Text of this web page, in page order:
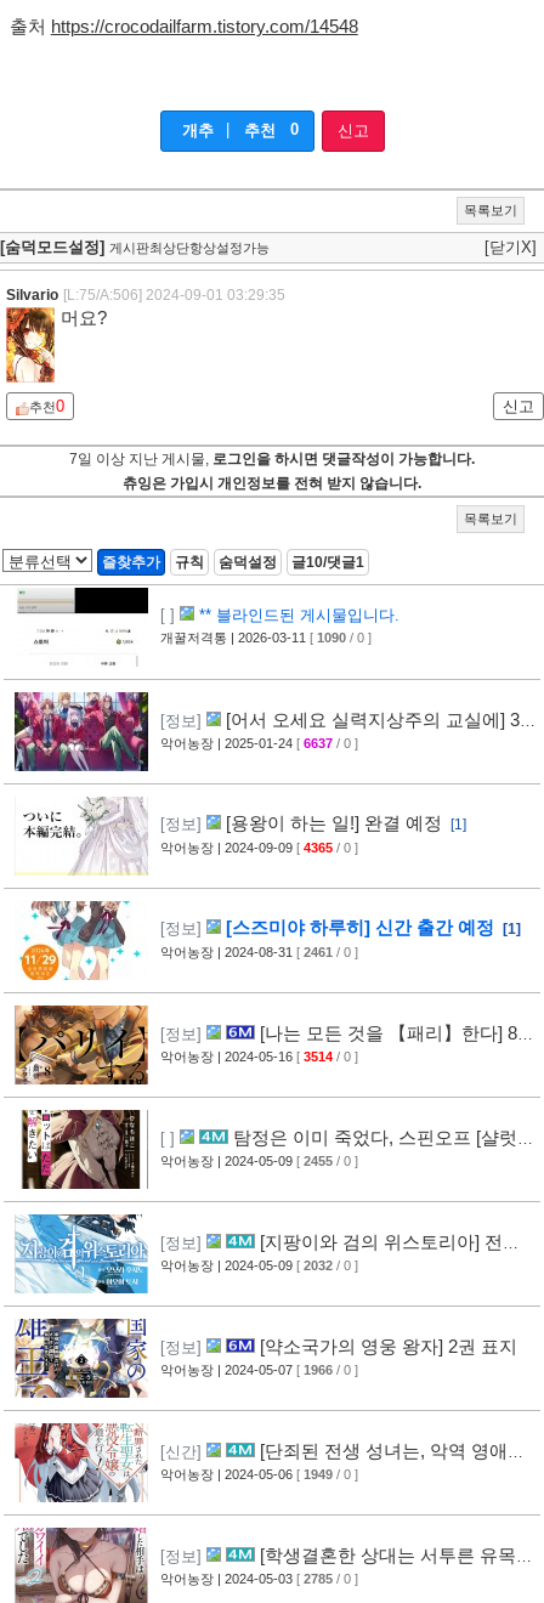
출처 https://crocodailfarm.tistory.com/14548
개추 추천 0 신고
목록보기
[숨덕모드설정] 게시판최상단항상설정가능 [닫기X]
Silvario [L:75/A:506] 2024-09-01 03:29:35
머요?
추천0 신고
7일 이상 지난 게시물, 로그인을 하시면 댓글작성이 가능합니다.
츄잉은 가입시 개인정보를 전혀 받지 않습니다.
목록보기
즐찾추가 규칙 숨덕설정 글10/댓글1
[ ] ** 블라인드된 게시물입니다.
개꿀저격통 | 2026-03-11 [ 1090 / 0 ]
[정보]
[어서 오세요 실력지상주의 교실에] 3
학년 편, 발매 결정 [1]
악어농장 | 2025-01-24 [ 6637 / 0 ]
[정보] [용왕이 하는 일!] 완결 예정 [1]
악어농장 | 2024-09-09 [ 4365 / 0 ]
[정보] [스즈미야 하루히] 신간 출간 예정 [1]
악어농장 | 2024-08-31 [ 2461 / 0 ]
[정보]
[나는 모든 것을 【패리】한다] 8권
표지
악어농장 | 2024-05-16 [ 3514 / 0 ]
[ ]
탐정은 이미 죽었다, 스핀오프 [샬럿은
그저, 사건을 해결하고 싶다.] 1권 표지
악어농장 | 2024-05-09 [ 2455 / 0 ]
[정보]
[지팡이와 검의 위스토리아] 전일
담 소설화 예정
악어농장 | 2024-05-09 [ 2032 / 0 ]
[정보] [약소국가의 영웅 왕자] 2권 표지
악어농장 | 2024-05-07 [ 1966 / 0 ]
[신간]
[단죄된 전생 성녀는, 악역 영애의
길을 간다!] 1권 표지
악어농장 | 2024-05-06 [ 1949 / 0 ]
[정보]
[학생결혼한 상대는 서투른 유목민
족의 공주였습니다] 2권 표지
악어농장 | 2024-05-03 [ 2785 / 0 ]